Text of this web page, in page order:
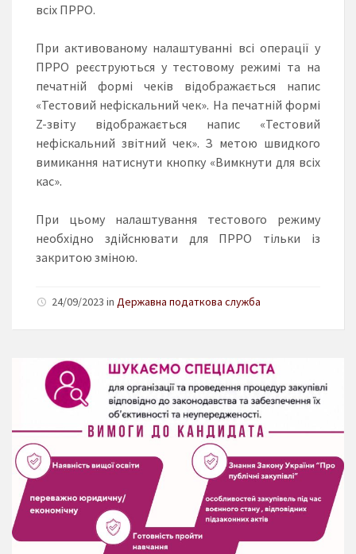
всіх ПРРО.
При активованому налаштуванні всі операції у
ПРРО реєструються у тестовому режимі та на
печатній формі чеків відображається напис
«Тестовий нефіскальний чек». На печатній формі
Z-звіту відображається напис «Тестовий
нефіскальний звітний чек». З метою швидкого
вимикання натиснути кнопку «Вимкнути для всіх
кас».
При цьому налаштування тестового режиму
необхідно здійснювати для ПРРО тільки із
закритою зміною.
24/09/2023 in Державна податкова служба